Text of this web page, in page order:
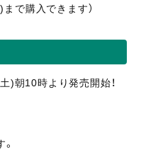
で購入できます）
)朝10時より発売開始！